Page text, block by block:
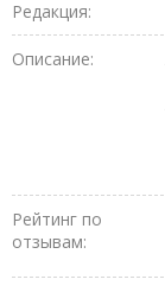
Редакция:
Описание:
Рейтинг по
отзывам: